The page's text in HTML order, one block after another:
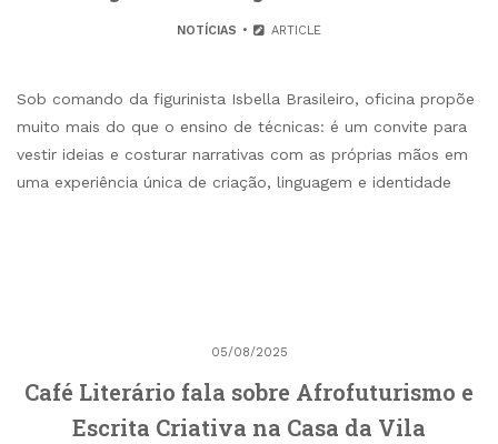
NOTÍCIAS ARTICLE
Sob comando da figurinista Isbella Brasileiro, oficina propõe
muito mais do que o ensino de técnicas: é um convite para
vestir ideias e costurar narrativas com as próprias mãos em
uma experiência única de criação, linguagem e identidade
05/08/2025
Café Literário fala sobre Afrofuturismo e
Escrita Criativa na Casa da Vila